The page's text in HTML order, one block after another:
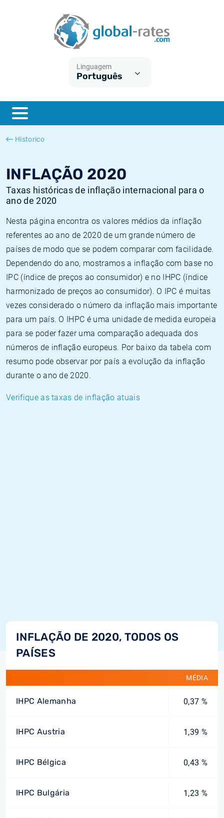
Linguagem
Português
Historico
INFLAÇÃO 2020
Taxas históricas de inflação internacional para o
ano de 2020
Nesta página encontra os valores médios da inflação
referentes ao ano de 2020 de um grande número de
países de modo que se podem comparar com facilidade.
Dependendo do ano, mostramos a inflação com base no
IPC (índice de preços ao consumidor) e no IHPC (índice
harmonizado de preços ao consumidor). O IPC é muitas
vezes considerado o número da inflação mais importante
para um país. O IHPC é uma unidade de medida europeia
para se poder fazer uma comparação adequada dos
números de inflação europeus. Por baixo da tabela com
resumo pode observar por país a evolução da inflação
durante o ano de 2020.
Verifique as taxas de inflação atuais
INFLAÇÃO DE 2020, TODOS OS
PAÍSES
MÉDIA
IHPC Alemanha 0,37 %
IHPC Austria 1,39 %
IHPC Bélgica 0,43 %
IHPC Bulgária 1,23 %
ESTER
SONIA
O que é a inflação do IPC?
O que é a inflação do IHPC?
Inflação Estados Unidos
Inflação Europa
Taxas Euribor históricas
Taxas ESTER históricas
Taxas SONIA históricas
Taxas TONAR históricas
Calculadora de inflação